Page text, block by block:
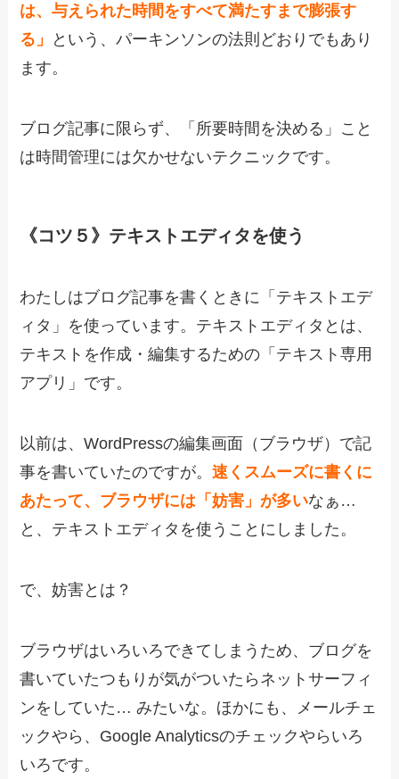
は、与えられた時間をすべて満たすまで膨張す
る」
という、パーキンソンの法則どおりでもあり
ます。
ブログ記事に限らず、「所要時間を決める」こと
は時間管理には欠かせないテクニックです。
《コツ５》テキストエディタを使う
わたしはブログ記事を書くときに「テキストエデ
ィタ」を使っています。テキストエディタとは、
テキストを作成・編集するための「テキスト専用
アプリ」です。
以前は、WordPressの編集画面（ブラウザ）で記
事を書いていたのですが。速くスムーズに書くに
あたって、ブラウザには「妨害」が多いなぁ…
と、テキストエディタを使うことにしました。
で、妨害とは？
ブラウザはいろいろできてしまうため、ブログを
書いていたつもりが気がついたらネットサーフィ
ンをしていた… みたいな。ほかにも、メールチェ
ックやら、Google Analyticsのチェックやらいろ
いろです。